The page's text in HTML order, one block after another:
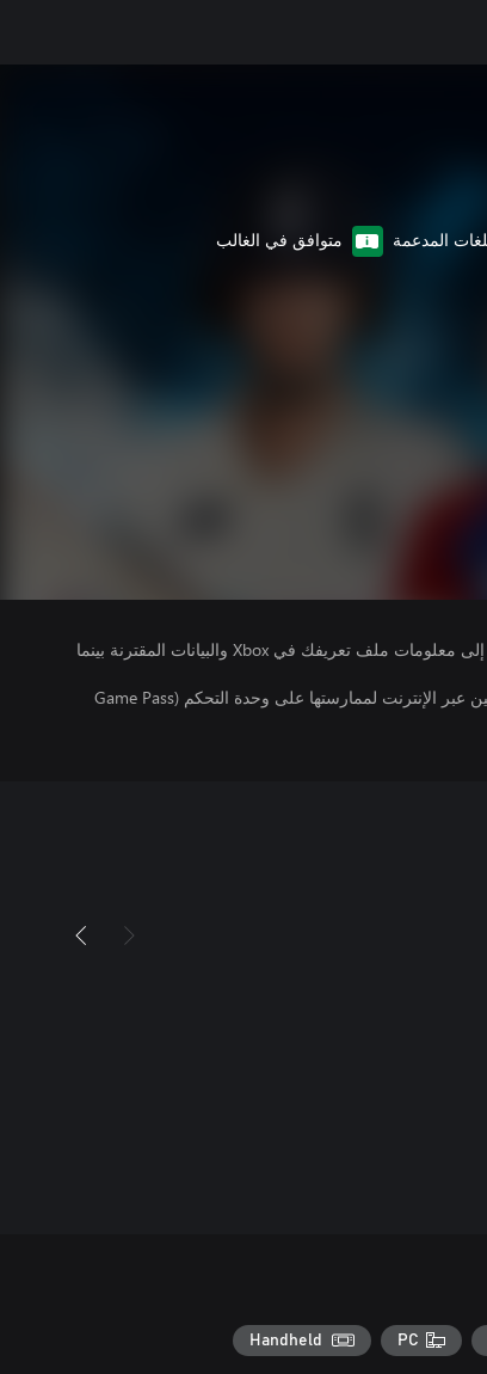
متوافق في الغالب
يتلقى ناشرو الألعاب التي تقوم بتشغيلها وصولاً إلى معلومات ملف تعريفك في Xbox والبيانات المقترنة بينما
تتطلب اللعبة توفر اشتراك ألعاب متعددة اللاعبين عبر الإنترنت لممارستها على وحدة التحكم (Game Pass
PC
Handheld